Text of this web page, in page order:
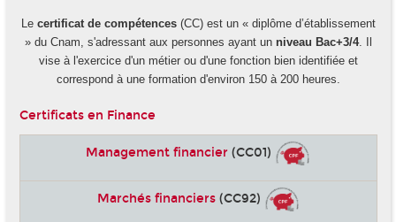
Le certificat de compétences(CC) est un « diplôme d’établissement
» du Cnam, s'adressant aux personnes ayant un niveau Bac+3/4. Il
vise à l'exercice d'un métier ou d'une fonction bien identifiée et
correspond à une formation d'environ 150 à 200 heures.
Certificats en Finance
Management financier (CC01)
Marchés financiers(CC92)